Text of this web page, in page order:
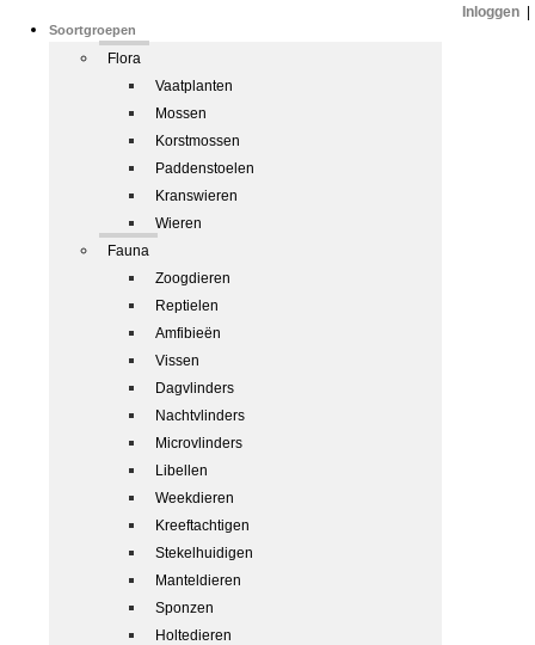
Soortgroepen
Flora
Vaatplanten
Mossen
Korstmossen
Paddenstoelen
Kranswieren
Wieren
Fauna
Zoogdieren
Reptielen
Amfibieën
Vissen
Dagvlinders
Nachtvlinders
Microvlinders
Libellen
Weekdieren
Kreeftachtigen
Stekelhuidigen
Manteldieren
Sponzen
Holtedieren
Inloggen